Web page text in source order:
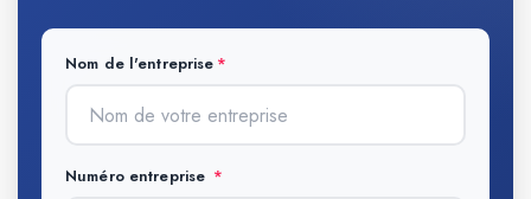
Nom de l'entreprise
Numéro entreprise